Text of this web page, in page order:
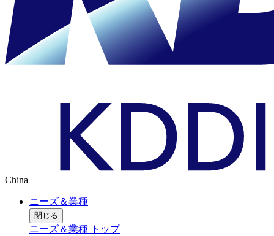
China
ニーズ＆業種
閉じる
ニーズ＆業種 トップ